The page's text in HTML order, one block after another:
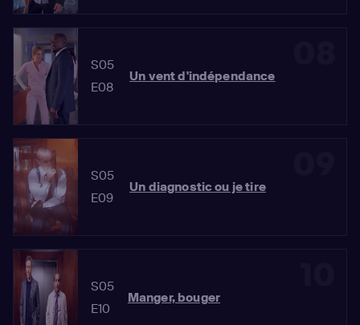
S05
E08
Un vent d'indépendance
S05
E09
Un diagnostic ou je tire
S05
E10
Manger, bouger